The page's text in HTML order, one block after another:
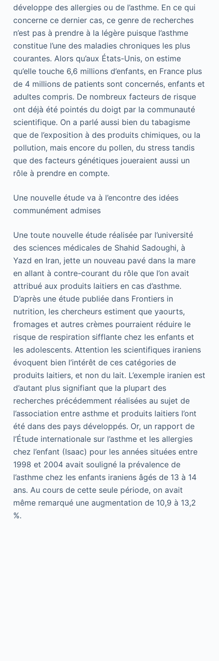
développe des allergies ou de l’asthme. En ce qui
concerne ce dernier cas, ce genre de recherches
n’est pas à prendre à la légère puisque l’asthme
constitue l’une des maladies chroniques les plus
courantes. Alors qu’aux États-Unis, on estime
qu’elle touche 6,6 millions d’enfants, en France plus
de 4 millions de patients sont concernés, enfants et
adultes compris. De nombreux facteurs de risque
ont déjà été pointés du doigt par la communauté
scientifique. On a parlé aussi bien du tabagisme
que de l’exposition à des produits chimiques, ou la
pollution, mais encore du pollen, du stress tandis
que des facteurs génétiques joueraient aussi un
rôle à prendre en compte.
Une nouvelle étude va à l’encontre des idées
communément admises
Une toute nouvelle étude réalisée par l’université
des sciences médicales de Shahid Sadoughi, à
Yazd en Iran, jette un nouveau pavé dans la mare
en allant à contre-courant du rôle que l’on avait
attribué aux produits laitiers en cas d’asthme.
D’après une étude publiée dans Frontiers in
nutrition, les chercheurs estiment que yaourts,
fromages et autres crèmes pourraient réduire le
risque de respiration sifflante chez les enfants et
les adolescents. Attention les scientifiques iraniens
évoquent bien l’intérêt de ces catégories de
produits laitiers, et non du lait. L’exemple iranien est
d’autant plus signifiant que la plupart des
recherches précédemment réalisées au sujet de
l’association entre asthme et produits laitiers l’ont
été dans des pays développés. Or, un rapport de
l’Étude internationale sur l’asthme et les allergies
chez l’enfant (Isaac) pour les années situées entre
1998 et 2004 avait souligné la prévalence de
l’asthme chez les enfants iraniens âgés de 13 à 14
ans. Au cours de cette seule période, on avait
même remarqué une augmentation de 10,9 à 13,2
%.